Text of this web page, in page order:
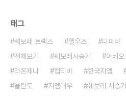
태그
쉐보레 트랙스 엘우즈 다파라
전체보기
쉐보레시승기 아베오
라온제나
캡티바 한국지엠
올란도
지엠대우 쉐보레 시승기